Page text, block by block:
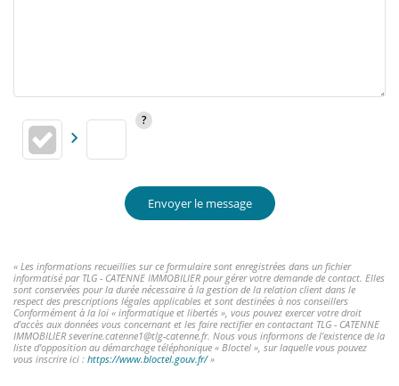
Envoyer le message
« Les informations recueillies sur ce formulaire sont enregistrées dans un fichier
informatisé par TLG - CATENNE IMMOBILIER pour gérer votre demande de contact. Elles
sont conservées pour la durée nécessaire à la gestion de la relation client dans le
respect des prescriptions légales applicables et sont destinées à nos conseillers
Conformément à la loi « informatique et libertés », vous pouvez exercer votre droit
d'accès aux données vous concernant et les faire rectifier en contactant TLG - CATENNE
IMMOBILIER severine.catenne1@tlg-catenne.fr. Nous vous informons de l'existence de la
liste d'opposition au démarchage téléphonique « Bloctel », sur laquelle vous pouvez
vous inscrire ici : https://www.bloctel.gouv.fr/»